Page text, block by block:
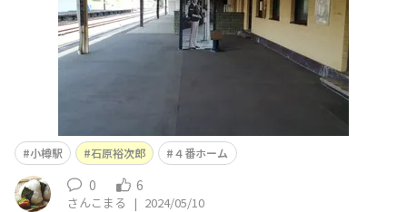
小樽駅 石原裕次郎 ４番ホーム
0 6
さんこまる | 2024/05/10